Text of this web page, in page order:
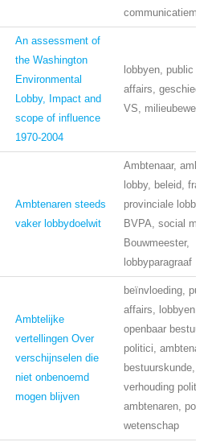
communicatiemix
An assessment of
the Washington
Environmental
Lobby, Impact and
scope of influence
1970-2004
lobbyen, public
affairs,
VS,
Ambtenaren steeds
vaker lobbydoelwit
Ambtenaar,
lobby, beleid,
provinciale lobby,
BVPA, social
Bouwmeester,
lobbyparagraaf
Ambtelijke
vertellingen Over
verschijnselen die
niet onbenoemd
mogen blijven
beïnvloeding,
affairs, lobbyen,
openbaar bestuur,
politici,
bestuurskunde,
verhouding
ambtenaren,
wetenschap